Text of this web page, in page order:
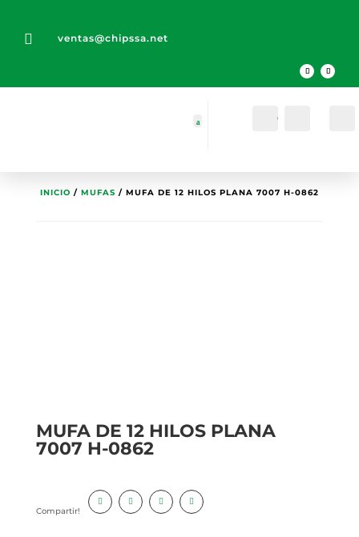
 ventas@chipssa.net
Cuenta
INICIO / MUFAS / MUFA DE 12 HILOS PLANA 7007 H-0862
MUFA DE 12 HILOS PLANA
7007 H-0862
Compartir!